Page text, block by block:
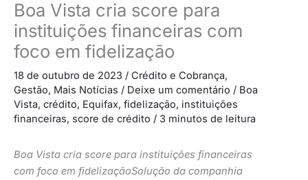
Boa Vista cria score para
instituições financeiras com
foco em fidelização
18 de outubro de 2023 / Crédito e Cobrança,
Gestão, Mais Notícias / Deixe um comentário / Boa
Vista, crédito, Equifax, fidelização, instituições
financeiras, score de crédito / 3 minutos de leitura
Boa Vista cria score para instituições financeiras
com foco em fidelizaçãoSolução da companhia